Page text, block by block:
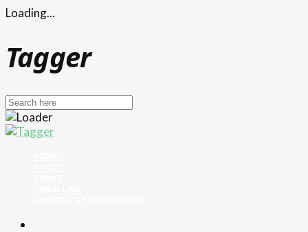
Loading...
Tagger